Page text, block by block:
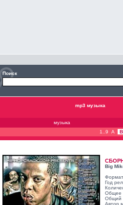
Поиск
mp3 музыка
музыка
1..9
A B
Big
Год
Общее
Общий
Автор